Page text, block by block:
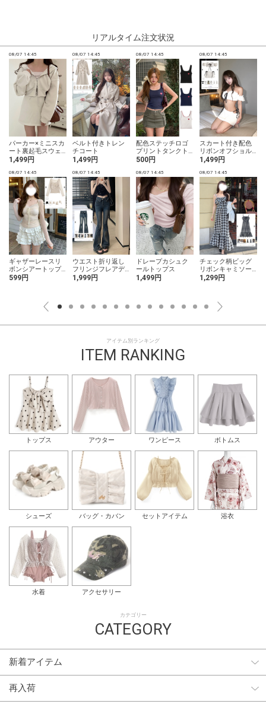
リアルタイム注文状況
08/07 14:45
パーカー×ミニスカ
ート裏起毛スウェ
ットセットアップ
1,499円
08/07 14:45
ベルト付きトレン
チコート
1,499円
08/07 14:45
配色ステッチロゴ
プリントタンクト
ップ
500円
08/07 14:45
スカート付き配色
リボンオフショル
ダーフリルビキニ
1,499円
08/07 14:45
ギャザーレースリ
ボンシアートップ
ス
599円
08/07 14:45
ウエスト折り返し
フリンジフレアデ
ニム
1,999円
08/07 14:45
ドレープカシュク
ールトップス
1,499円
08/07 14:45
チェック柄ビッグ
リボンキャミソー
ルワンピース
1,299円
アイテム別ランキング
ITEM RANKING
トップス アウター ワンピース ボトムス
シューズ バッグ・カバン セットアイテム 浴衣
水着 アクセサリー
カテゴリー
CATEGORY
新着アイテム
再入荷